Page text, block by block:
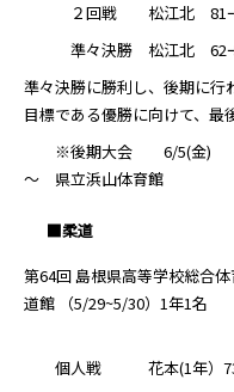
２回戦 松江北 81ｰ
準々決勝 松江北 62ｰ
準々決勝に勝利し、後期に行
目標である優勝に向けて、最
※後期大会 6/5(金)
～ 県立浜山体育館
■柔道
第64回 島根県高等学校総合
道館 （5/29~5/30）1年1名
個人戦 花本(1年）